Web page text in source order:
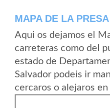
MAPA DE LA PRESA
Aqui os dejamos el
carreteras como del
estado de
Salvador podeis ir
cercaros o alejaros